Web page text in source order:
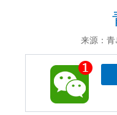
来源：